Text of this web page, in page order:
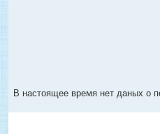
В настоящее время нет даных о